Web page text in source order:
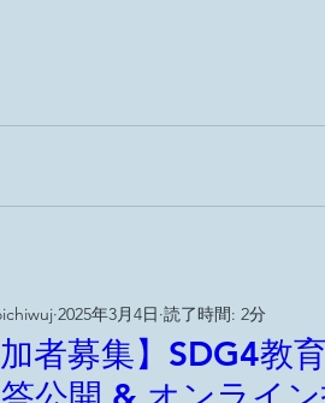
加者募集】SDG4
2025年3月4日 読了時間: 2分